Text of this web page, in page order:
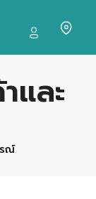
และ
ณ์